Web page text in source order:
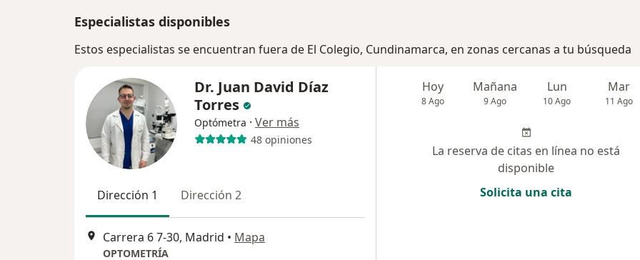
Especialistas disponibles
Estos especialistas se encuentran fuera de El Colegio, Cundinamarca, en zonas cercanas a tu búsqueda
Dr. Juan David Díaz
Torres
Optómetra · Ver más
48 opiniones
Dirección 1 Dirección 2
Carrera 6 7-30, Madrid • Mapa
OPTOMETRÍA
Hoy
8 Ago
Mañana
9 Ago
Lun
10 Ago
Mar
11 Ago
La reserva de citas en línea no está
disponible
Solicita una cita